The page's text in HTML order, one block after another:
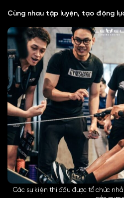
Cùng nhau tập luyện, tạo động
Các sự kiện thi đấu được tổ chức